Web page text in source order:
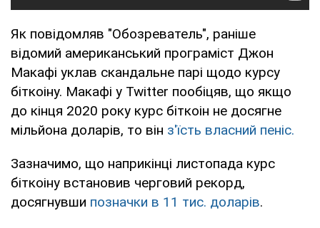
Як повідомляв "Обозреватель", раніше
відомий американський програміст Джон
Макафі уклав скандальне парі щодо курсу
біткоіну. Макафі у Twitter пообіцяв, що якщо
до кінця 2020 року курс біткоін не досягне
мільйона доларів, то він з'їсть власний пеніс.
Зазначимо, що наприкінці листопада курс
біткоіну встановив черговий рекорд,
досягнувши позначки в 11 тис. доларів.